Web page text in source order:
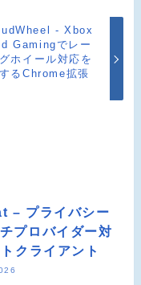
- Xbox
Gamingでレー
ホイール対応を
るChrome拡張
– プライバシー
プロバイダー対
クライアント